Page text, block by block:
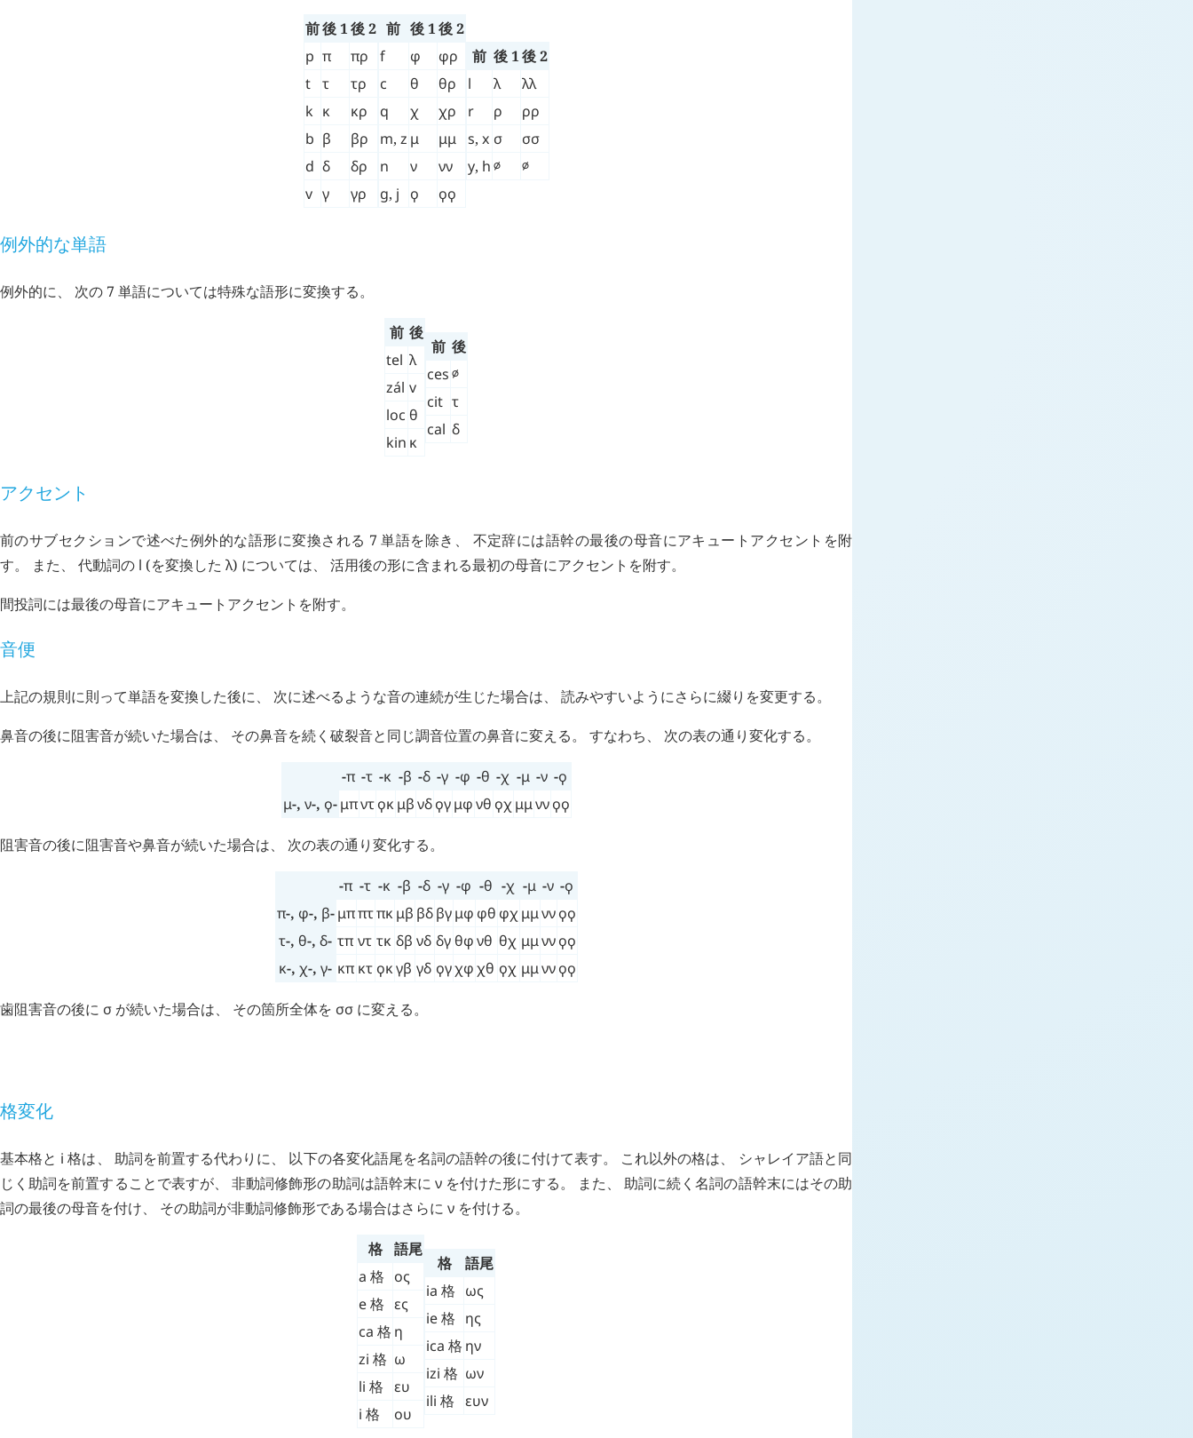
前後 1後 2
p π
πρ
t
τ
τρ
k κ
κρ
b β
βρ
d δ
δρ
v γ γρ
前 後 1後 2
f
φ
φρ
c
θ
θρ
q
χ
χρ
m, z μ
μμ
n
ν
νν
g, j ϙ ϙϙ
前 後 1後 2
l
λ
λλ
r
ρ
ρρ
s, x σ
σσ
y, h∅ ∅
例外的な単語
例外的に、 次の 7 単語については特殊な語形に変換する。
前 後
tel λ
zál v
loc θ
kin κ
前 後
ces∅
cit τ
cal δ
アクセント
前のサブセクションで述べた例外的な語形に変換される 7 単語を除き、 不定辞には語幹の最後の母音にアキュートアクセントを附
す。 また、 代動詞の l (を変換した λ) については、 活用後の形に含まれる最初の母音にアクセントを附す。
間投詞には最後の母音にアキュートアクセントを附す。
音便
上記の規則に則って単語を変換した後に、 次に述べるような音の連続が生じた場合は、 読みやすいようにさらに綴りを変更する。
鼻音の後に阻害音が続いた場合は、 その鼻音を続く破裂音と同じ調音位置の鼻音に変える。 すなわち、 次の表の通り変化する。
-π -τ -κ -β -δ -γ -φ -θ -χ -μ -ν -ϙ
μ-, ν-, ϙ- μπντ ϙκ μβνδ ϙγ μφνθ ϙχ μμνν ϙϙ
阻害音の後に阻害音や鼻音が続いた場合は、 次の表の通り変化する。
-π -τ -κ -β -δ -γ -φ -θ -χ -μ -ν -ϙ
π-, φ-, β- μππτπκ μβ βδ βγ μφ φθ φχ μμνν ϙϙ
τ-, θ-, δ- τπ ντ τκ δβ νδ δγ θφνθ θχ μμνν ϙϙ
κ-, χ-, γ- κπ κτ ϙκγβ γδ ϙγχφχθ ϙχ μμνν ϙϙ
歯阻害音の後に σ が続いた場合は、 その箇所全体を σσ に変える。
格変化
基本格と i 格は、 助詞を前置する代わりに、 以下の各変化語尾を名詞の語幹の後に付けて表す。 これ以外の格は、 シャレイア語と同
じく助詞を前置することで表すが、 非動詞修飾形の助詞は語幹末にν を付けた形にする。 また、 助詞に続く名詞の語幹末にはその助
詞の最後の母音を付け、 その助詞が非動詞修飾形である場合はさらに ν を付ける。
格
語尾
a 格 ος
e格 ες
ca 格 η
zi 格 ω
li 格 ευ
i 格 ου
格
語尾
ia 格 ως
ie格 ης
ica 格 ην
izi 格 ων
ili 格 ευν